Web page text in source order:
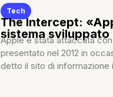
Tech
The Intercept:
sistema sviluppato
Apple è stata attaccata
presentato nel 2012 in
detto il sito di informazione